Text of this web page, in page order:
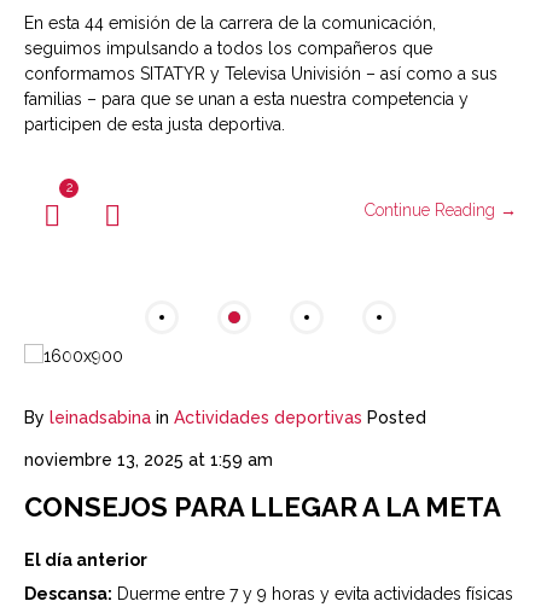
En esta 44 emisión de la carrera de la comunicación,
seguimos impulsando a todos los compañeros que
conformamos SITATYR y Televisa Univisión – así como a sus
familias – para que se unan a esta nuestra competencia y
participen de esta justa deportiva.
2
Continue Reading →
By leinadsabina in Actividades deportivas Posted
noviembre 13, 2025 at 1:59 am
CONSEJOS PARA LLEGAR A LA META
El día anterior
Descansa: Duerme entre 7 y 9 horas y evita actividades físicas